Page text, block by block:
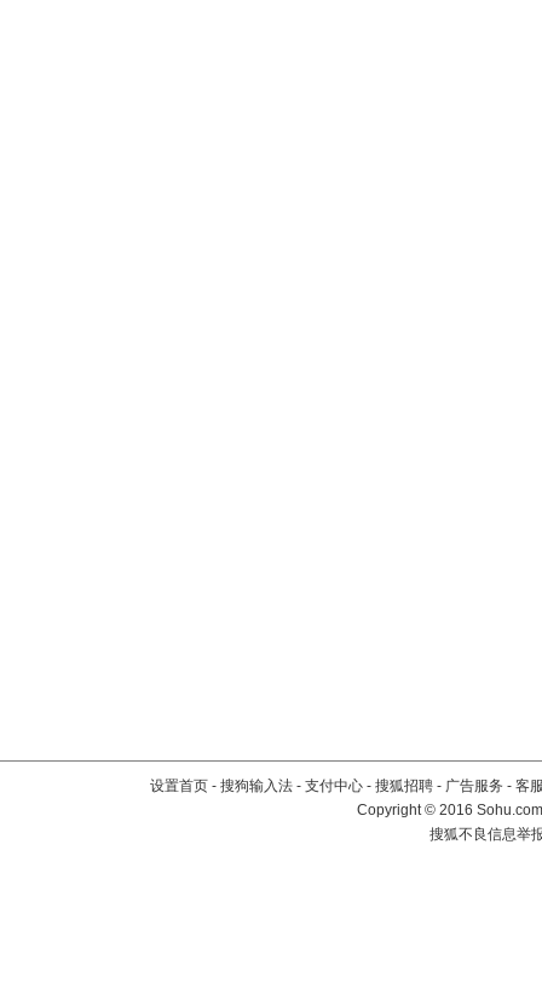
设置首页 - 搜狗输入法 - 支付中心 - 搜狐招聘 - 广告服务 - 客
Copyright©2016
搜狐不良信息举